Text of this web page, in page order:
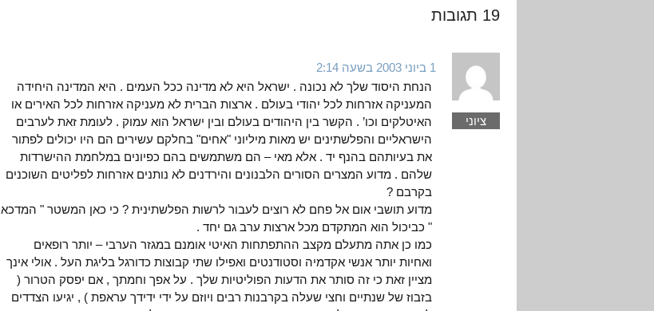
19 תגובות
ציוני
1 ביוני 2003 בשעה 2:14
הנחת היסוד שלך לא נכונה . ישראל היא לא מדינה ככל העמים . היא המדינה היחידה
המעניקה אזרחות לכל יהודי בעולם . ארצות הברית לא מעניקה אזרחות לכל האירים או
האיטלקים וכו’ . הקשר בין היהודים בעולם ובין ישראל הוא עמוק . לעומת זאת לערבים
הישראליים והפלשתינים יש מאות מיליוני "אחים" בחלקם עשירים הם היו יכולים לפתור
את בעיותהם בהנף יד . אלא מאי – הם משתמשים בהם כפיונים במלחמת ההישרדות
שלהם . מדוע המצרים הסורים הלבנונים והירדנים לא נותנים אזרחות לפליטים השוכנים
בקרבם ?
מדוע תושבי אום אל פחם לא רוצים לעבור לרשות הפלשתינית ? כי כאן המשטר " המדכא
" כביכול הוא המתקדם מכל ארצות ערב גם יחד .
כמו כן אתה מתעלם מקצב ההתפתחות האיטי אומנם במגזר הערבי – יותר רופאים
ואחיות יותר אנשי אקדמיה וסטודנטים ואפילו שתי קבוצות כדורגל בליגת העל . אולי אינך
מציין זאת כי זה סותר את הדעות הפוליטיות שלך . על אפך וחמתך , אם יפסק הטרור (
בזבוז של שנתיים וחצי שעלה בקרבנות רבים ויוזם על ידי ידידך עראפת ) , יגיעו הצדדים